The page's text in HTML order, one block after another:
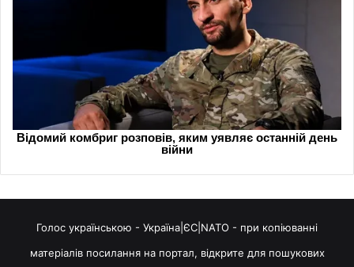
Голос українською - Україна|ЄС|NATO - при копіюванні
матеріалів посилання на портал, відкрите для пошукових